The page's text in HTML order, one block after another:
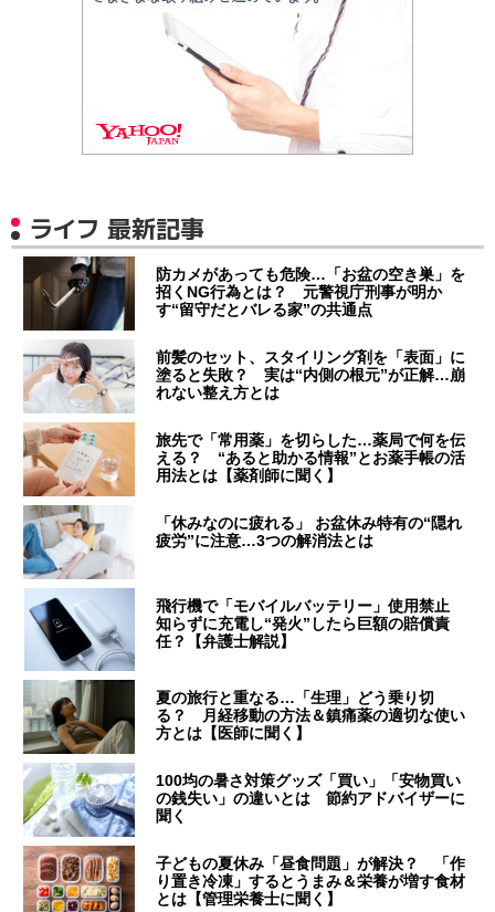
ライフ 最新記事
防カメがあっても危険…「お盆の空き巣」を
招くNG行為とは？ 元警視庁刑事が明か
す“留守だとバレる家”の共通点
前髪のセット、スタイリング剤を「表面」に
塗ると失敗？ 実は“内側の根元”が正解…崩
れない整え方とは
旅先で「常用薬」を切らした…薬局で何を伝
える？ “あると助かる情報”とお薬手帳の活
用法とは【薬剤師に聞く】
「休みなのに疲れる」 お盆休み特有の“隠れ
疲労”に注意…3つの解消法とは
飛行機で「モバイルバッテリー」使用禁止
知らずに充電し“発火”したら巨額の賠償責
任？【弁護士解説】
夏の旅行と重なる…「生理」どう乗り切
る？ 月経移動の方法＆鎮痛薬の適切な使い
方とは【医師に聞く】
100均の暑さ対策グッズ「買い」「安物買い
の銭失い」の違いとは 節約アドバイザーに
聞く
子どもの夏休み「昼食問題」が解決？ 「作
り置き冷凍」するとうまみ＆栄養が増す食材
とは【管理栄養士に聞く】